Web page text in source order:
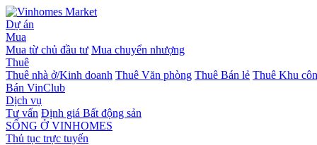
Dự án
Mua
Mua từ chủ đầu tư Mua chuyển nhượng
Thuê
Thuê nhà ở/Kinh doanh Thuê Văn phòng Thuê Bán lẻ Thuê Khu
Bán VinClub
Dịch vụ
Tư vấn Định giá Bất động sản
SỐNG Ở VINHOMES
Thủ tục trực tuyến